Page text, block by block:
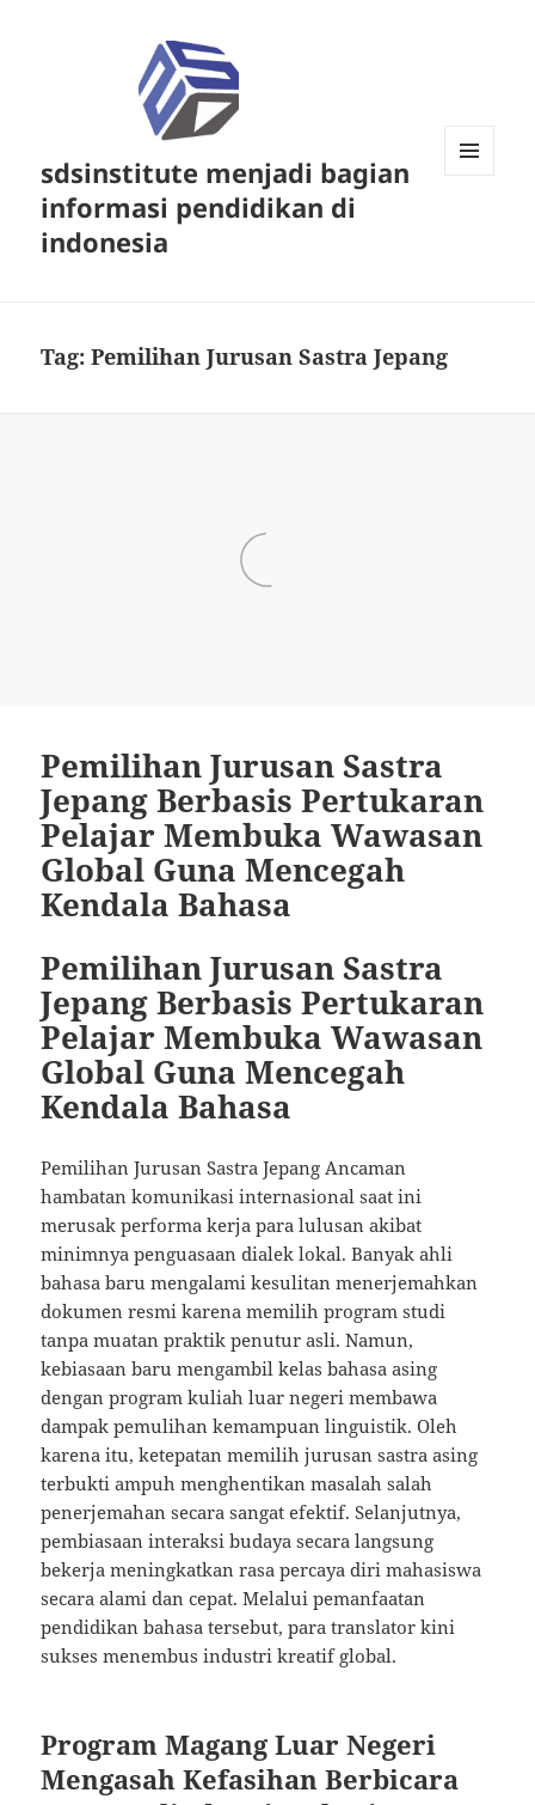
sdsinstitute menjadi bagian
informasi pendidikan di
indonesia
Tag:Pemilihan Jurusan Sastra Jepang
Pemilihan Jurusan Sastra
Jepang Berbasis Pertukaran
Pelajar Membuka Wawasan
Global Guna Mencegah
Kendala Bahasa
Pemilihan Jurusan Sastra
Jepang Berbasis Pertukaran
Pelajar Membuka Wawasan
Global Guna Mencegah
Kendala Bahasa
Pemilihan Jurusan Sastra Jepang Ancaman
hambatan komunikasi internasional saat ini
merusak performa kerja para lulusan akibat
minimnya penguasaan dialek lokal. Banyak ahli
bahasa baru mengalami kesulitan menerjemahkan
dokumen resmi karena memilih program studi
tanpa muatan praktik penutur asli. Namun,
kebiasaan baru mengambil kelas bahasa asing
dengan program kuliah luar negeri membawa
dampak pemulihan kemampuan linguistik. Oleh
karena itu, ketepatan memilih jurusan sastra asing
terbukti ampuh menghentikan masalah salah
penerjemahan secara sangat efektif. Selanjutnya,
pembiasaan interaksi budaya secara langsung
bekerja meningkatkan rasa percaya diri mahasiswa
secara alami dan cepat. Melalui pemanfaatan
pendidikan bahasa tersebut, para translator kini
sukses menembus industri kreatif global.
Program Magang Luar Negeri
Mengasah Kefasihan Berbicara